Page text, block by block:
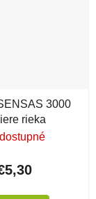
3000
rieka